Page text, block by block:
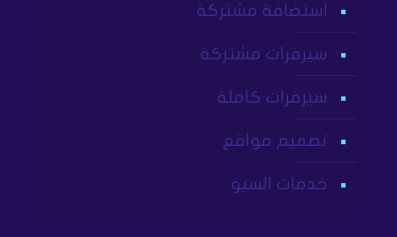
استضافة مشتركة
سيرفرات مشتركة
سيرفرات كاملة
تصميم مواقع
خدمات السيو